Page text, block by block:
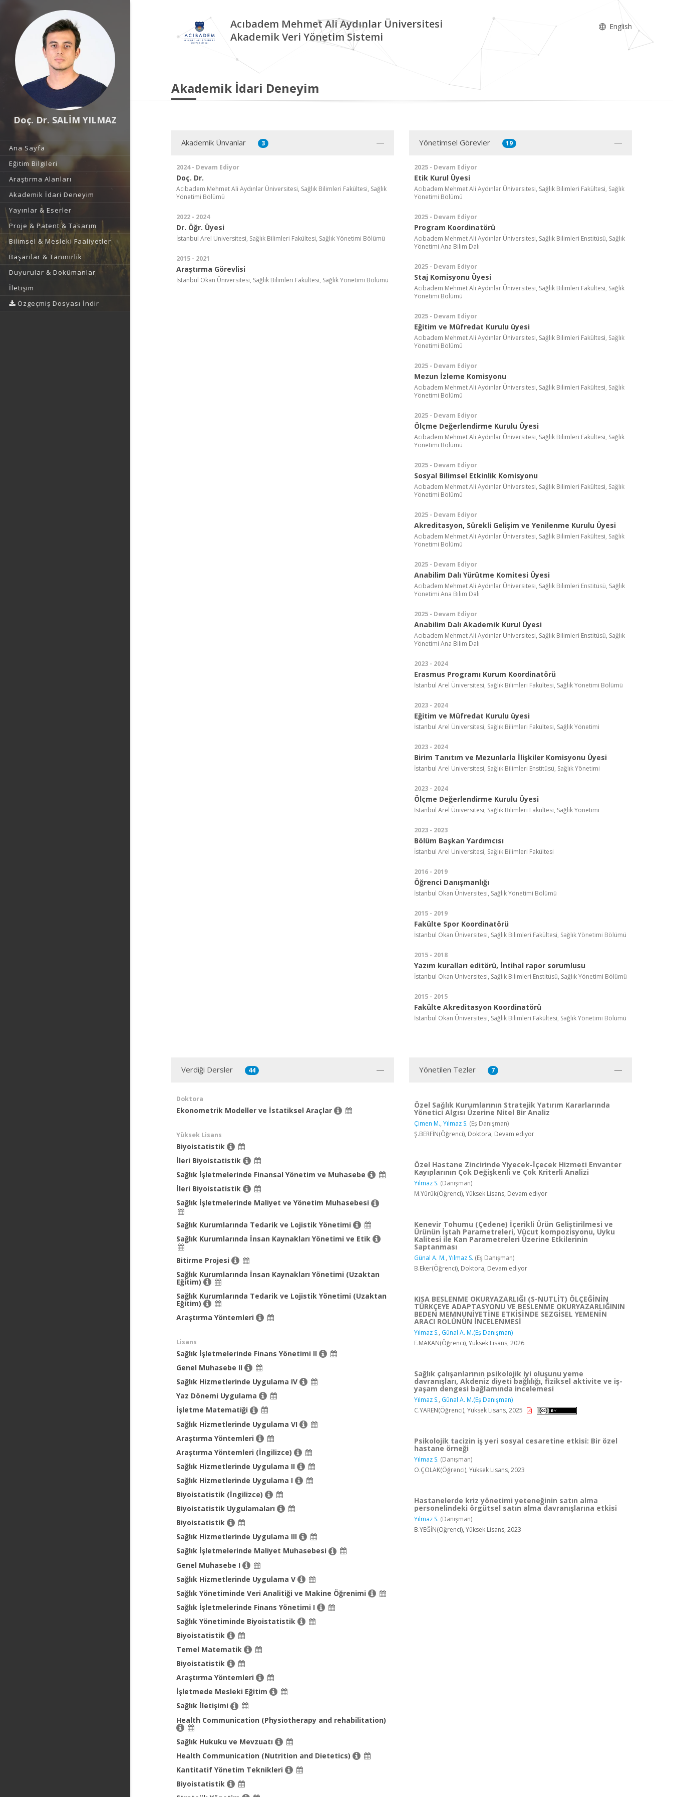
Doç. Dr. SALİM YILMAZ
Ana Sayfa
Eğitim Bilgileri
Araştırma Alanları
Akademik İdari Deneyim
Yayınlar & Eserler
Proje & Patent & Tasarım
Bilimsel & Mesleki Faaliyetler
Başarılar & Tanınırlık
Duyurular & Dokümanlar
İletişim
Özgeçmiş Dosyası İndir
Acıbadem Mehmet Ali Aydınlar Üniversitesi
Akademik Veri Yönetim Sistemi
English
Akademik İdari Deneyim
Akademik Ünvanlar 3
2024 - Devam Ediyor
Doç. Dr.
Acıbadem Mehmet Ali Aydınlar Üniversitesi, Sağlık Bilimleri Fakültesi, Sağlık
Yönetimi Bölümü
2022 - 2024
Dr. Öğr. Üyesi
İstanbul Arel Üniversitesi, Sağlık Bilimleri Fakültesi, Sağlık Yönetimi Bölümü
2015 - 2021
Araştırma Görevlisi
İstanbul Okan Üniversitesi, Sağlık Bilimleri Fakültesi, Sağlık Yönetimi Bölümü
Yönetimsel Görevler 19
2025 - Devam Ediyor
Etik Kurul Üyesi
Acıbadem Mehmet Ali Aydınlar Üniversitesi, Sağlık Bilimleri Fakültesi, Sağlık
Yönetimi Bölümü
2025 - Devam Ediyor
Program Koordinatörü
Acıbadem Mehmet Ali Aydınlar Üniversitesi, Sağlık Bilimleri Enstitüsü, Sağlık
Yönetimi Ana Bilim Dalı
2025 - Devam Ediyor
Staj Komisyonu Üyesi
Acıbadem Mehmet Ali Aydınlar Üniversitesi, Sağlık Bilimleri Fakültesi, Sağlık
Yönetimi Bölümü
2025 - Devam Ediyor
Eğitim ve Müfredat Kurulu üyesi
Acıbadem Mehmet Ali Aydınlar Üniversitesi, Sağlık Bilimleri Fakültesi, Sağlık
Yönetimi Bölümü
2025 - Devam Ediyor
Mezun İzleme Komisyonu
Acıbadem Mehmet Ali Aydınlar Üniversitesi, Sağlık Bilimleri Fakültesi, Sağlık
Yönetimi Bölümü
2025 - Devam Ediyor
Ölçme Değerlendirme Kurulu Üyesi
Acıbadem Mehmet Ali Aydınlar Üniversitesi, Sağlık Bilimleri Fakültesi, Sağlık
Yönetimi Bölümü
2025 - Devam Ediyor
Sosyal Bilimsel Etkinlik Komisyonu
Acıbadem Mehmet Ali Aydınlar Üniversitesi, Sağlık Bilimleri Fakültesi, Sağlık
Yönetimi Bölümü
2025 - Devam Ediyor
Akreditasyon, Sürekli Gelişim ve Yenilenme Kurulu Üyesi
Acıbadem Mehmet Ali Aydınlar Üniversitesi, Sağlık Bilimleri Fakültesi, Sağlık
Yönetimi Bölümü
2025 - Devam Ediyor
Anabilim Dalı Yürütme Komitesi Üyesi
Acıbadem Mehmet Ali Aydınlar Üniversitesi, Sağlık Bilimleri Enstitüsü, Sağlık
Yönetimi Ana Bilim Dalı
2025 - Devam Ediyor
Anabilim Dalı Akademik Kurul Üyesi
Acıbadem Mehmet Ali Aydınlar Üniversitesi, Sağlık Bilimleri Enstitüsü, Sağlık
Yönetimi Ana Bilim Dalı
2023 - 2024
Erasmus Programı Kurum Koordinatörü
İstanbul Arel Üniversitesi, Sağlık Bilimleri Fakültesi, Sağlık Yönetimi Bölümü
2023 - 2024
Eğitim ve Müfredat Kurulu üyesi
İstanbul Arel Üniversitesi, Sağlık Bilimleri Fakültesi, Sağlık Yönetimi
2023 - 2024
Birim Tanıtım ve Mezunlarla İlişkiler Komisyonu Üyesi
İstanbul Arel Üniversitesi, Sağlık Bilimleri Enstitüsü, Sağlık Yönetimi
2023 - 2024
Ölçme Değerlendirme Kurulu Üyesi
İstanbul Arel Üniversitesi, Sağlık Bilimleri Fakültesi, Sağlık Yönetimi
2023 - 2023
Bölüm Başkan Yardımcısı
İstanbul Arel Üniversitesi, Sağlık Bilimleri Fakültesi
2016 - 2019
Öğrenci Danışmanlığı
İstanbul Okan Üniversitesi, Sağlık Yönetimi Bölümü
2015 - 2019
Fakülte Spor Koordinatörü
İstanbul Okan Üniversitesi, Sağlık Bilimleri Fakültesi, Sağlık Yönetimi Bölümü
2015 - 2018
Yazım kuralları editörü, İntihal rapor sorumlusu
İstanbul Okan Üniversitesi, Sağlık Bilimleri Enstitüsü, Sağlık Yönetimi Bölümü
2015 - 2015
Fakülte Akreditasyon Koordinatörü
İstanbul Okan Üniversitesi, Sağlık Bilimleri Fakültesi, Sağlık Yönetimi Bölümü
Verdiği Dersler 44
Doktora
Ekonometrik Modeller ve İstatiksel Araçlar
Yüksek Lisans
Biyoistatistik
İleri Biyoistatistik
Sağlık İşletmelerinde Finansal Yönetim ve Muhasebe
İleri Biyoistatistik
Sağlık İşletmelerinde Maliyet ve Yönetim Muhasebesi
Sağlık Kurumlarında Tedarik ve Lojistik Yönetimi
Sağlık Kurumlarında İnsan Kaynakları Yönetimi ve Etik
Bitirme Projesi
Sağlık Kurumlarında İnsan Kaynakları Yönetimi (Uzaktan
Eğitim)
Sağlık Kurumlarında Tedarik ve Lojistik Yönetimi (Uzaktan
Eğitim)
Araştırma Yöntemleri
Lisans
Sağlık İşletmelerinde Finans Yönetimi II
Genel Muhasebe II
Sağlık Hizmetlerinde Uygulama IV
Yaz Dönemi Uygulama
İşletme Matematiği
Sağlık Hizmetlerinde Uygulama VI
Araştırma Yöntemleri
Araştırma Yöntemleri (İngilizce)
Sağlık Hizmetlerinde Uygulama II
Sağlık Hizmetlerinde Uygulama I
Biyoistatistik (İngilizce)
Biyoistatistik Uygulamaları
Biyoistatistik
Sağlık Hizmetlerinde Uygulama III
Sağlık İşletmelerinde Maliyet Muhasebesi
Genel Muhasebe I
Sağlık Hizmetlerinde Uygulama V
Sağlık Yönetiminde Veri Analitiği ve Makine Öğrenimi
Sağlık İşletmelerinde Finans Yönetimi I
Sağlık Yönetiminde Biyoistatistik
Biyoistatistik
Temel Matematik
Biyoistatistik
Araştırma Yöntemleri
İşletmede Mesleki Eğitim
Sağlık İletişimi
Health Communication (Physiotherapy and rehabilitation)
Sağlık Hukuku ve Mevzuatı
Health Communication (Nutrition and Dietetics)
Kantitatif Yönetim Teknikleri
Biyoistatistik
Yönetilen Tezler 7
Özel Sağlık Kurumlarının Stratejik Yatırım Kararlarında
Yönetici Algısı Üzerine Nitel Bir Analiz
Çimen M., Yılmaz S. (Eş Danışman)
Ş.BERFİN(Öğrenci), Doktora, Devam ediyor
Özel Hastane Zincirinde Yiyecek-İçecek Hizmeti Envanter
Kayıplarının Çok Değişkenli ve Çok Kriterli Analizi
Yılmaz S. (Danışman)
M.Yürük(Öğrenci), Yüksek Lisans, Devam ediyor
Kenevir Tohumu (Çedene) İçerikli Ürün Geliştirilmesi ve
Ürünün İştah Parametreleri, Vücut kompozisyonu, Uyku
Kalitesi ile Kan Parametreleri Üzerine Etkilerinin
Saptanması
Günal A. M., Yılmaz S. (Eş Danışman)
B.Eker(Öğrenci), Doktora, Devam ediyor
KISA BESLENME OKURYAZARLIĞI (S-NUTLİT) ÖLÇEĞİNİN
TÜRKÇEYE ADAPTASYONU VE BESLENME OKURYAZARLIĞININ
BEDEN MEMNUNİYETİNE ETKİSİNDE SEZGİSEL YEMENİN
ARACI ROLÜNÜN İNCELENMESİ
Yılmaz S., Günal A. M.(Eş Danışman)
E.MAKAN(Öğrenci), Yüksek Lisans, 2026
Sağlık çalışanlarının psikolojik iyi oluşunu yeme
davranışları, Akdeniz diyeti bağlılığı, fiziksel aktivite ve iş-
yaşam dengesi bağlamında incelemesi
Yılmaz S., Günal A. M.(Eş Danışman)
C.YAREN(Öğrenci), Yüksek Lisans, 2025
Psikolojik tacizin iş yeri sosyal cesaretine etkisi: Bir özel
hastane örneği
Yılmaz S. (Danışman)
O.ÇOLAK(Öğrenci), Yüksek Lisans, 2023
Hastanelerde kriz yönetimi yeteneğinin satın alma
personelindeki örgütsel satın alma davranışlarına etkisi
Yılmaz S. (Danışman)
B.YEĞİN(Öğrenci), Yüksek Lisans, 2023